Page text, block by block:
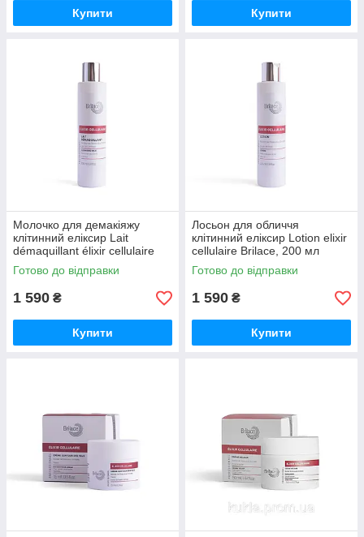
Купити Купити
Молочко для демакіяжу
клітинний еліксир Lait
démaquillant élixir cellulaire
Brilace, 200 мл
Готово до відправки
1 590 ₴
Купити
Лосьон для обличчя
клітинний еліксир Lotion elixir
cellulaire Brilace, 200 мл
Готово до відправки
1 590 ₴
Купити